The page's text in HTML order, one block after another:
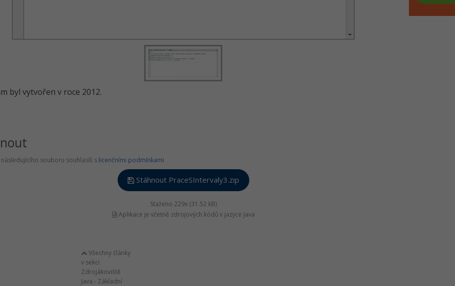
byl vytvořen v roce 2012.
následujícího souboru souhlasíš s licenčními podmínkami
Stáhnout PraceSIntervaly3.zip
Staženo 229x (31.52 kB)
Aplikace je včetně zdrojových kódů v jazyce Java
Všechny články
v sekci
Zdrojákoviště
Java - Základní